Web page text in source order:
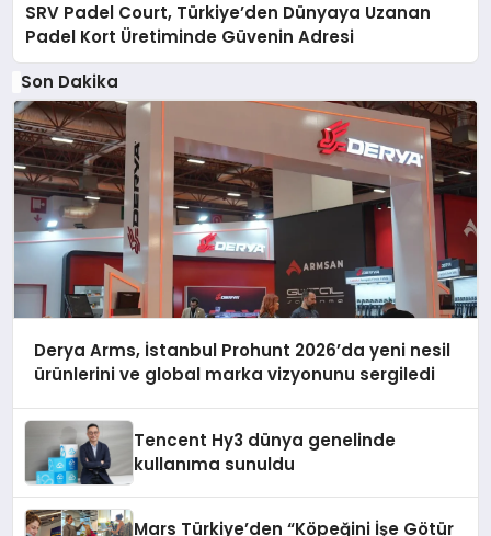
SRV Padel Court, Türkiye’den Dünyaya Uzanan
Padel Kort Üretiminde Güvenin Adresi
Son Dakika
Derya Arms, İstanbul Prohunt 2026’da yeni nesil
ürünlerini ve global marka vizyonunu sergiledi
Tencent Hy3 dünya genelinde
kullanıma sunuldu
Mars Türkiye’den “Köpeğini İşe Götür